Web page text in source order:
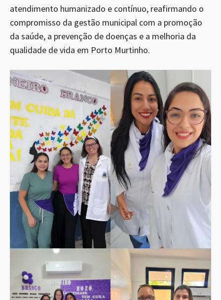
atendimento humanizado e contínuo, reafirmando o
compromisso da gestão municipal com a promoção
da saúde, a prevenção de doenças e a melhoria da
qualidade de vida em Porto Murtinho.